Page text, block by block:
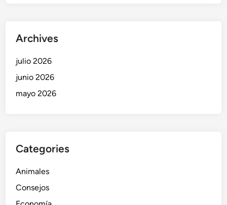
Archives
julio 2026
junio 2026
mayo 2026
Categories
Animales
Consejos